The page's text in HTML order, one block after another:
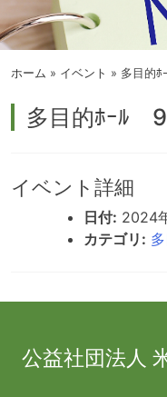
ホーム » イベント » 多目的
多目的ﾎｰﾙ
イベント詳細
日付: 2024
カテゴリ:
公益社団法人